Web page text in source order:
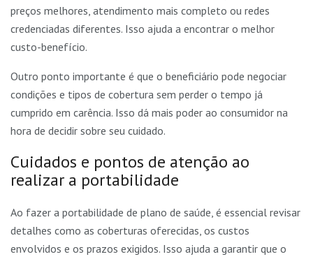
preços melhores, atendimento mais completo ou redes
credenciadas diferentes. Isso ajuda a encontrar o melhor
custo-benefício.
Outro ponto importante é que o beneficiário pode negociar
condições e tipos de cobertura sem perder o tempo já
cumprido em carência. Isso dá mais poder ao consumidor na
hora de decidir sobre seu cuidado.
Cuidados e pontos de atenção ao
realizar a portabilidade
Ao fazer a portabilidade de plano de saúde, é essencial revisar
detalhes como as coberturas oferecidas, os custos
envolvidos e os prazos exigidos. Isso ajuda a garantir que o